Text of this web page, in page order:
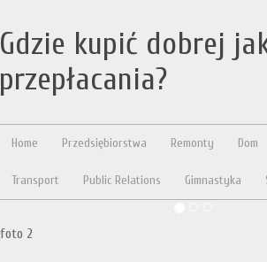
Gdzie kupić dobrej
przepłacania?
Home Przedsiębiorstwa Remonty Dom
Transport Public Relations Gimnastyka